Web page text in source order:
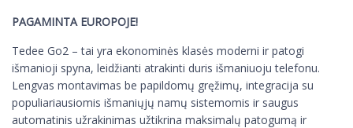
PAGAMINTA EUROPOJE!
Tedee Go2 – tai yra ekonominės klasės moderni ir patogi
išmanioji spyna, leidžianti atrakinti duris išmaniuoju telefonu.
Lengvas montavimas be papildomų gręžimų, integracija su
populiariausiomis išmaniųjų namų sistemomis ir saugus
automatinis užrakinimas užtikrina maksimalų patogumą ir